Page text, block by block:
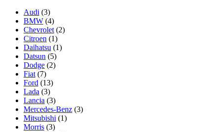
Audi (3)
BMW (4)
Chevrolet (2)
Citroen (1)
Daihatsu (1)
Datsun (5)
Dodge (2)
Fiat (7)
Ford (13)
Lada (3)
Lancia (3)
Mercedes-Benz (3)
Mitsubishi (1)
Morris (3)